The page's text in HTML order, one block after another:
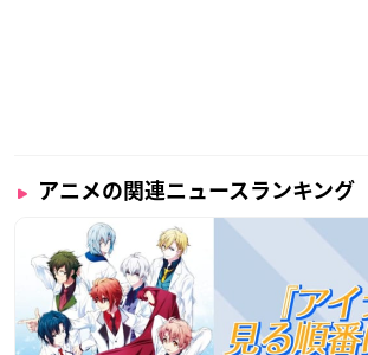
アニメの関連ニュースランキング